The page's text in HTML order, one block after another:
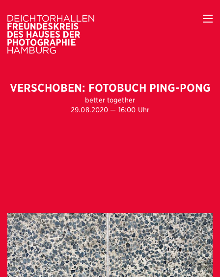
VERSCHOBEN: FOTOBUCH PING-PONG
better together
29.08.2020 — 16:00 Uhr